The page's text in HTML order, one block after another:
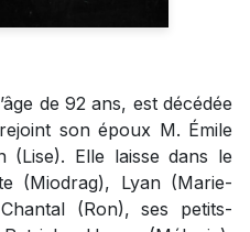
de 92 ans, est décédée
son époux M. Émile
(Lise). Elle laisse dans le
(Miodrag), Lyan (Marie-
(Ron), ses petits-